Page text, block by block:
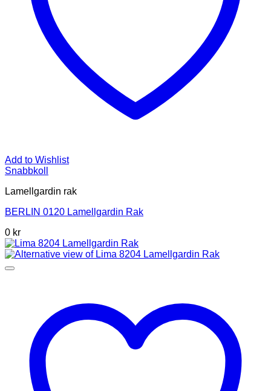
Add to Wishlist
Snabbkoll
Lamellgardin rak
BERLIN 0120 Lamellgardin Rak
0 kr